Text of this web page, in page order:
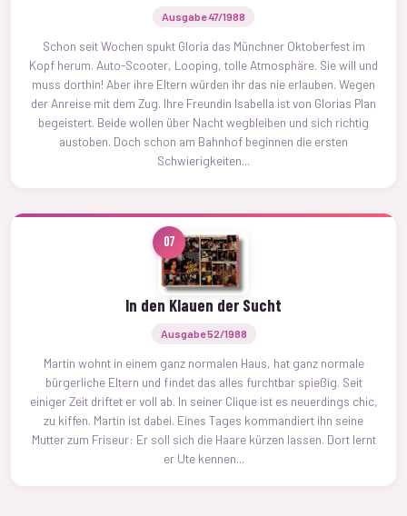
Ausgabe 47/1988
Schon seit Wochen spukt Gloria das Münchner Oktoberfest im
Kopf herum. Auto-Scooter, Looping, tolle Atmosphäre. Sie will und
muss dorthin! Aber ihre Eltern würden ihr das nie erlauben. Wegen
der Anreise mit dem Zug. Ihre Freundin Isabella ist von Glorias Plan
begeistert. Beide wollen über Nacht wegbleiben und sich richtig
austoben. Doch schon am Bahnhof beginnen die ersten
Schwierigkeiten...
07
In den Klauen der Sucht
Ausgabe 52/1988
Martin wohnt in einem ganz normalen Haus, hat ganz normale
bürgerliche Eltern und findet das alles furchtbar spießig. Seit
einiger Zeit driftet er voll ab. In seiner Clique ist es neuerdings chic,
zu kiffen. Martin ist dabei. Eines Tages kommandiert ihn seine
Mutter zum Friseur: Er soll sich die Haare kürzen lassen. Dort lernt
er Ute kennen...